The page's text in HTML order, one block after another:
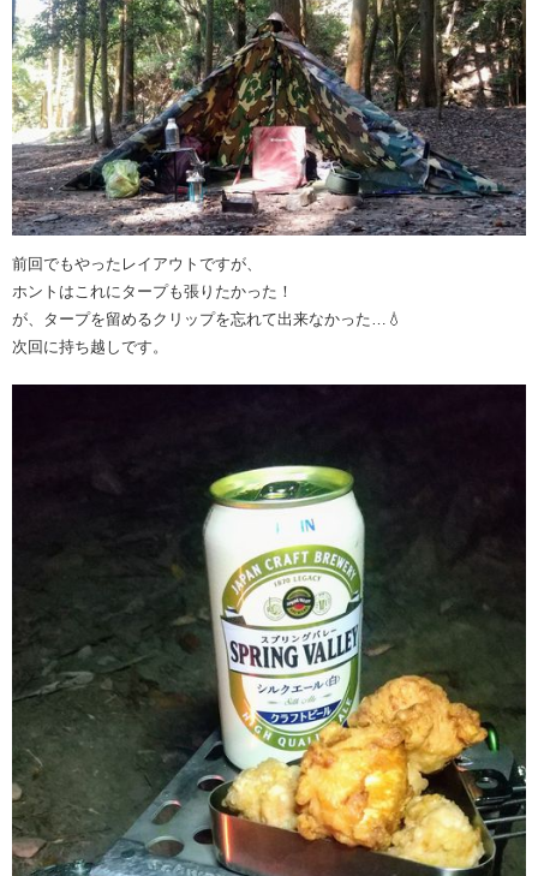
前回でもやったレイアウトですが、
ホントはこれにタープも張りたかった！
が、タープを留めるクリップを忘れて出来なかった…💧
次回に持ち越しです。